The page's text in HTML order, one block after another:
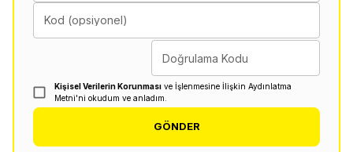
Kod (opsiyonel)
Doğrulama Kodu
Kişisel Verilerin Korunması ve İşlenmesine İlişkin Aydınlatma
Metni'ni okudum ve anladım.
GÖNDER